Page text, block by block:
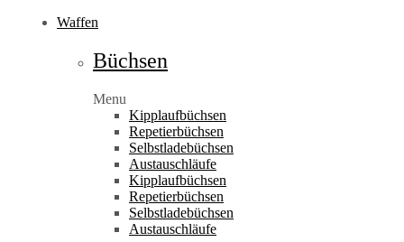
Waffen
Büchsen
Menu
Kipplaufbüchsen
Repetierbüchsen
Selbstladebüchsen
Austauschläufe
Kipplaufbüchsen
Repetierbüchsen
Selbstladebüchsen
Austauschläufe